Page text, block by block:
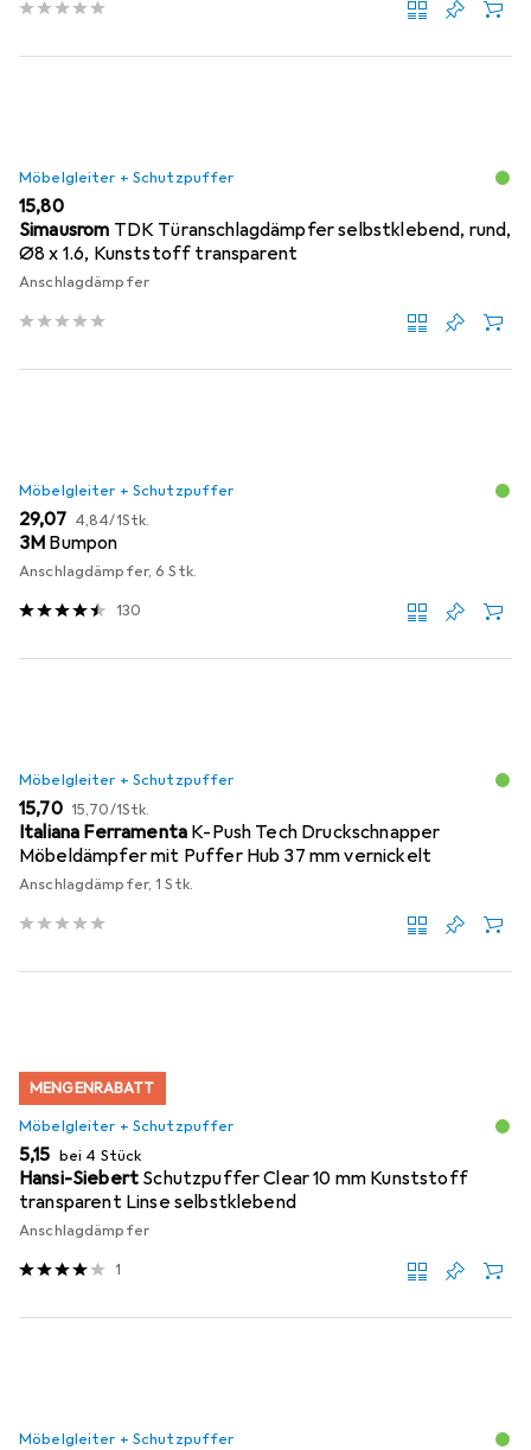
Möbelgleiter + Schutzpuffer
EUR
15,80
Simausrom TDK Türanschlagdämpfer selbstklebend, rund,
Ø8 x 1.6, Kunststoff transparent
Anschlagdämpfer
Möbelgleiter + Schutzpuffer
EUR
29,07 EUR
4,84/1Stk.
3M Bumpon
Anschlagdämpfer, 6 Stk.
130
Möbelgleiter + Schutzpuffer
EUR
15,70 EUR
15,70/1Stk.
Italiana Ferramenta K-Push Tech Druckschnapper
Möbeldämpfer mit Puffer Hub 37 mm vernickelt
Anschlagdämpfer, 1 Stk.
MENGENRABATT
Möbelgleiter + Schutzpuffer
EUR
5,15 bei 4 Stück
Hansi-Siebert Schutzpuffer Clear 10 mm Kunststoff
transparent Linse selbstklebend
Anschlagdämpfer
1
Möbelgleiter + Schutzpuffer